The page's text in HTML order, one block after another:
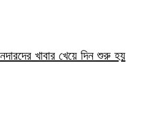
খাবার খেয়ে দিন শুরু হয়